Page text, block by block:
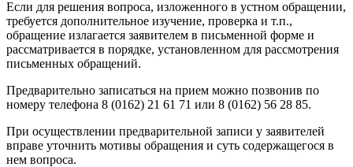
Если для решения вопроса, изложенного в устном обращении,
требуется дополнительное изучение, проверка и т.п.,
обращение излагается заявителем в письменной форме и
рассматривается в порядке, установленном для рассмотрения
письменных обращений.
Предварительно записаться на прием можно позвонив по
номеру телефона 8 (0162) 21 61 71 или 8 (0162) 56 28 85.
При осуществлении предварительной записи у заявителей
вправе уточнить мотивы обращения и суть содержащегося в
нем вопроса.